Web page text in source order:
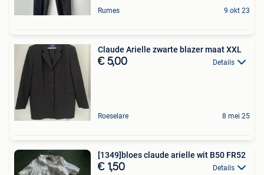
Rumes 9 okt 23
Claude Arielle zwarte blazer maat XXL
€ 5,00 Details
Roeselare 8 mei 25
[1349]bloes claude arielle wit B50 FR52
€ 1,50 Details